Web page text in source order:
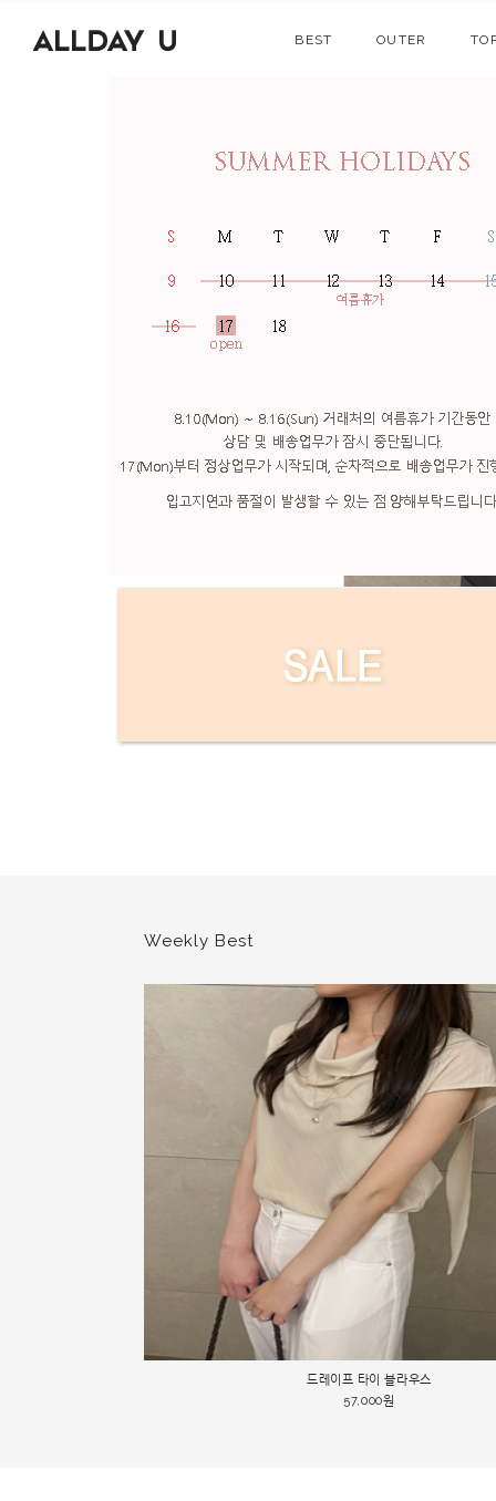
BEST OUTER
Weekly Best
드레이프 타이 블라우스
57,000원
49000->45000 자수 레이스 블라우스
45,000원
뉴 썸머 셔츠
68,000원
현재의 메세지창을 다시 표시하지 않음